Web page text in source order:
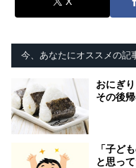
今、あなたにオススメの記
おにぎ
その後
「子ど
と思っ